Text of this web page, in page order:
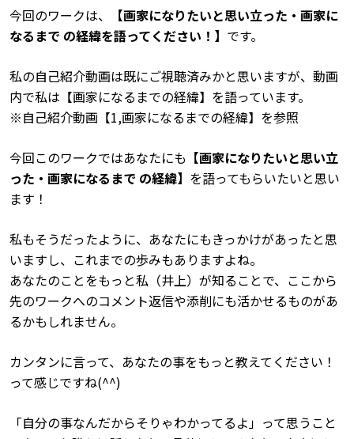
今回のワークは、
【画家になりたいと思い立った・画家に
なるまで の経緯を語ってください！】 です。
私の自己紹介動画は既にご視聴済みかと思いますが、動画
内で私は【画家になるまでの経緯】を語っています。
※自己紹介動画【1,画家になるまでの経緯】を参照
今回このワークではあなたにも 【画家になりたいと思い立
った・画家になるまで の経緯】 を語ってもらいたいと思い
ます！
私もそうだったように、あなたにもきっかけがあったと思
いますし、これまでの歩みもありますよね。
あなたのことをもっと私（井上）が知ることで、ここから
先のワークへのコメント返信や添削にも活かせるものがあ
るかもしれません。
カンタンに言って、あなたの事をもっと教えてください！
って感じですね(^^)
「自分の事なんだからそりゃわかってるよ」って思うこと